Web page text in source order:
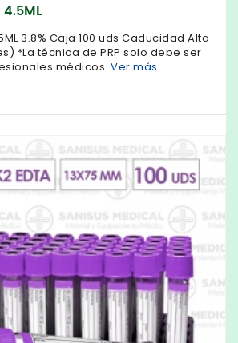
3.8% Caja 100 uds Caducidad Alta
*La técnica de PRP solo debe ser
médicos. Ver más